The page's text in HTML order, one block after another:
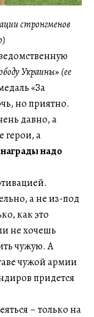
стронгменов
Украины» (ее
«За
но приятно.
давно, а
герои, а
награды надо
а не из-под
как это
не хочешь
чужую. А
чужой армии
придется
– только на